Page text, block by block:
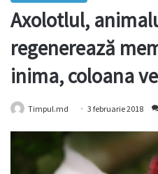
Axolotlul,
regenerează
inima, coloana
Timpul.md 3 februarie 2018